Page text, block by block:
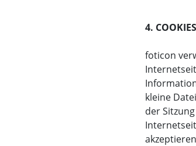
4. COOKIES
foticon
kleine
der